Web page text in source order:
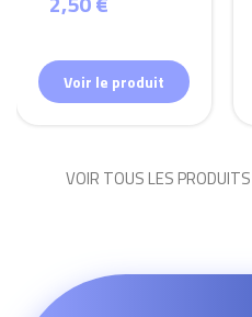
Voir le produit
VOIR TOUS LES